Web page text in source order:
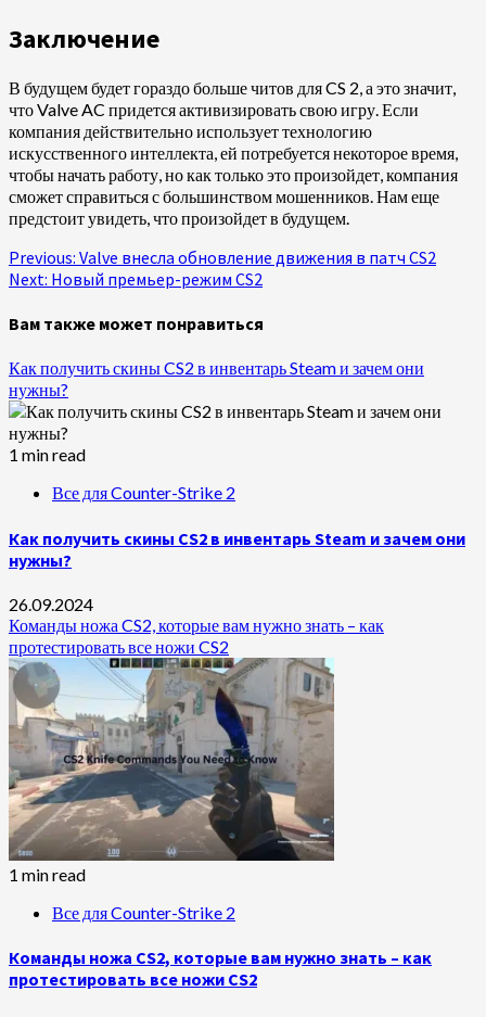
Заключение
В будущем будет гораздо больше читов для CS 2, а это значит,
что Valve AC придется активизировать свою игру. Если
компания действительно использует технологию
искусственного интеллекта, ей потребуется некоторое время,
чтобы начать работу, но как только это произойдет, компания
сможет справиться с большинством мошенников. Нам еще
предстоит увидеть, что произойдет в будущем.
Continue
Reading
Previous: Valve внесла обновление движения в патч CS2
Next: Новый премьер-режим CS2
Вам также может понравиться
Как получить скины CS2 в инвентарь Steam и зачем они
нужны?
1 min read
Все для Counter-Strike 2
Как получить скины CS2 в инвентарь Steam и зачем они
нужны?
26.09.2024
Команды ножа CS2, которые вам нужно знать – как
протестировать все ножи CS2
1 min read
Все для Counter-Strike 2
Команды ножа CS2, которые вам нужно знать – как
протестировать все ножи CS2